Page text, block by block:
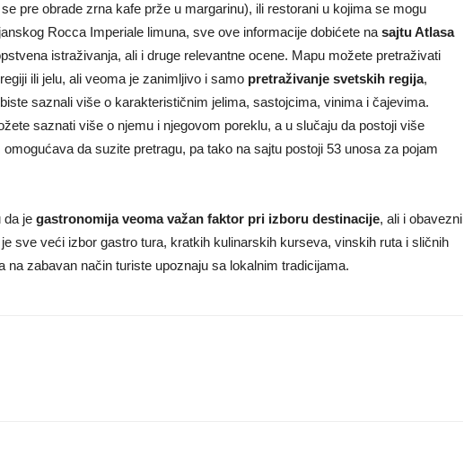
pre obrade zrna kafe prže u margarinu), ili restorani u kojima se mogu
Rocca Imperiale limuna, sve ove informacije dobićete na sajtu Atlasa
istraživanja, ali i druge relevantne ocene. Mapu možete pretraživati
ili jelu, ali veoma je zanimljivo i samo pretraživanje svetskih regija,
saznali više o karakterističnim jelima, sastojcima, vinima i čajevima.
saznati više o njemu i njegovom poreklu, a u slučaju da postoji više
da suzite pretragu, pa tako na sajtu postoji 53 unosa za pojam
da je gastronomija veoma važan faktor pri izboru destinacije, ali i obavezni
sve veći izbor gastro tura, kratkih kulinarskih kurseva, vinskih ruta i sličnih
na zabavan način turiste upoznaju sa lokalnim tradicijama.